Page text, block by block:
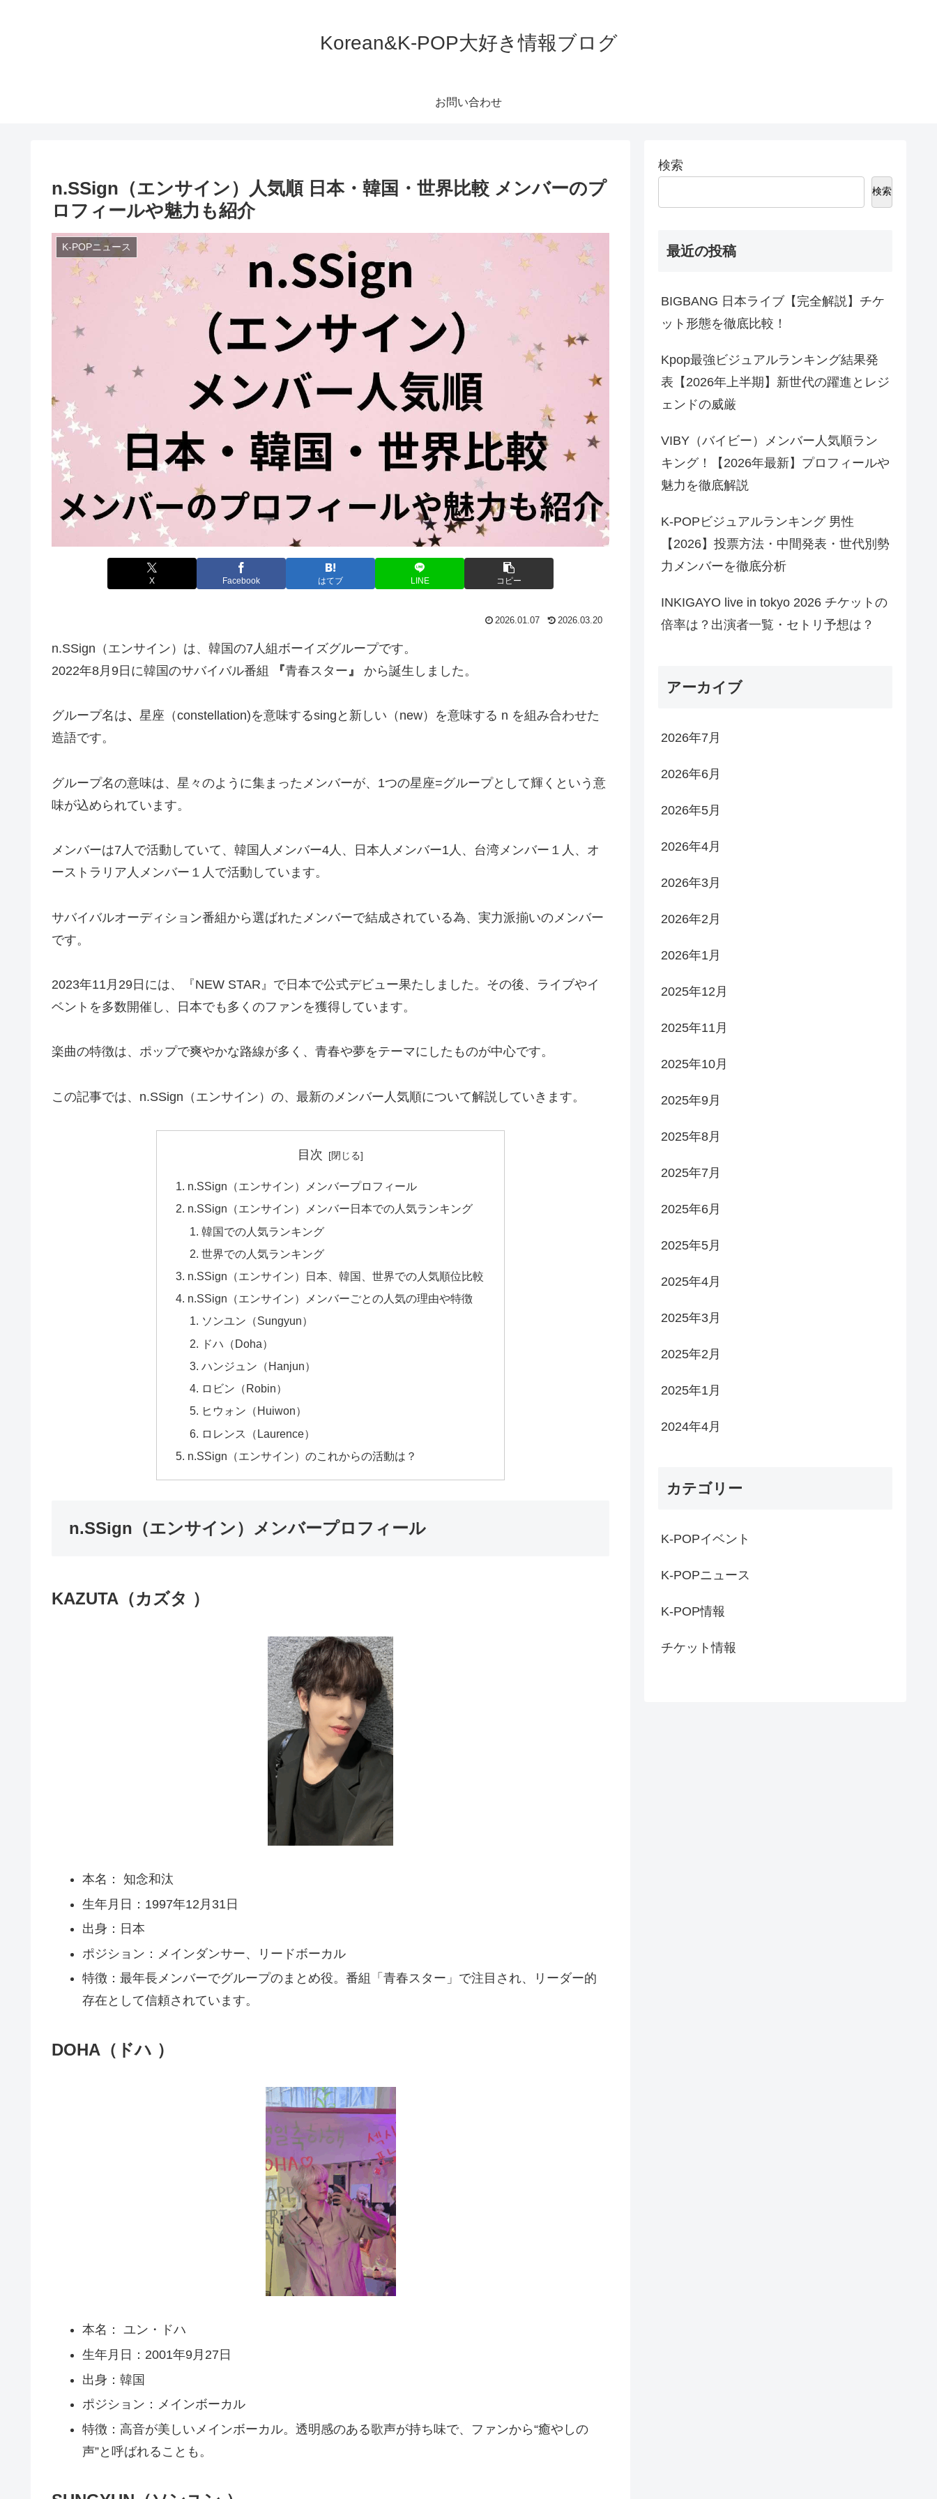
Korean&K-POP大好き情報ブログ
お問い合わせ
n.SSign（エンサイン）人気順 日本・韓国・世界比較 メンバーのプ
ロフィールや魅力も紹介
K-POPニュース
X Facebook はてブ LINE コピー
2026.01.07 2026.03.20
n.SSign（エンサイン）は、韓国の7人組ボーイズグループです。
2022年8月9日に韓国のサバイバル番組
『青春スター 』 から誕生しました。
グループ名は、 星座（constellation)を意味するsingと新しい（new）を意味する n を組み合わせた
造語です。
グループ名の意味は、星々のように集まったメンバーが、1つの星座=グループとして輝くという意
味が込められています。
メンバーは7人で活動していて、韓国人メンバー4人、日本人メンバー1人、台湾メンバー１人、オ
ーストラリア人メンバー１人で活動しています。
サバイバルオーディション番組から選ばれたメンバーで結成されている為、実力派揃いのメンバー
です。
2023年11月29日には、『NEW STAR』で日本で公式デビュー果たしました。その後、ライブやイ
ベントを多数開催し、日本でも多くのファンを獲得しています。
楽曲の特徴は、ポップで爽やかな路線が多く、青春や夢をテーマにしたものが中心です。
この記事では、n.SSign（エンサイン）の、最新のメンバー人気順について解説していきます。
目次
n.SSign（エンサイン）メンバープロフィール
n.SSign（エンサイン）メンバー日本での人気ランキング
韓国での人気ランキング
世界での人気ランキング
n.SSign（エンサイン）日本、韓国、世界での人気順位比較
n.SSign（エンサイン）メンバーごとの人気の理由や特徴
ソンユン（Sungyun）
ドハ（Doha）
ハンジュン（Hanjun）
ロビン（Robin）
ヒウォン（Huiwon）
ロレンス（Laurence）
n.SSign（エンサイン）のこれからの活動は？
n.SSign（エンサイン）メンバープロフィール
KAZUTA（カズタ ）
本名： 知念和汰
生年月日：1997年12月31日
出身：日本
ポジション：メインダンサー、リードボーカル
特徴：最年長メンバーでグループのまとめ役。番組「青春スター」で注目され、リーダー的
存在として信頼されています。
DOHA（ドハ ）
本名： ユン・ドハ
生年月日：2001年9月27日
出身：韓国
ポジション：メインボーカル
特徴：高音が美しいメインボーカル。透明感のある歌声が持ち味で、ファンから“癒やしの
声”と呼ばれることも。
検索
検索
最近の投稿
BIGBANG 日本ライブ【完全解説】チケ
ット形態を徹底比較！
Kpop最強ビジュアルランキング結果発
表【2026年上半期】新世代の躍進とレジ
ェンドの威厳
VIBY（バイビー）メンバー人気順ラン
キング！【2026年最新】プロフィールや
魅力を徹底解説
K-POPビジュアルランキング 男性
【2026】投票方法・中間発表・世代別勢
力メンバーを徹底分析
INKIGAYO live in tokyo 2026 チケットの
倍率は？出演者一覧・セトリ予想は？
アーカイブ
2026年7月
2026年6月
2026年5月
2026年4月
2026年3月
2026年2月
2026年1月
2025年12月
2025年11月
2025年10月
2025年9月
2025年8月
2025年7月
2025年6月
2025年5月
2025年4月
2025年3月
2025年2月
2025年1月
2024年4月
カテゴリー
K-POPイベント
K-POPニュース
K-POP情報
チケット情報